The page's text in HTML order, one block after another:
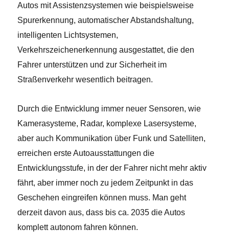
Autos mit Assistenzsystemen wie beispielsweise
Spurerkennung, automatischer Abstandshaltung,
intelligenten Lichtsystemen,
Verkehrszeichenerkennung ausgestattet, die den
Fahrer unterstützen und zur Sicherheit im
Straßenverkehr wesentlich beitragen.
Durch die Entwicklung immer neuer Sensoren, wie
Kamerasysteme, Radar, komplexe Lasersysteme,
aber auch Kommunikation über Funk und Satelliten,
erreichen erste Autoausstattungen die
Entwicklungsstufe, in der der Fahrer nicht mehr aktiv
fährt, aber immer noch zu jedem Zeitpunkt in das
Geschehen eingreifen können muss. Man geht
derzeit davon aus, dass bis ca. 2035 die Autos
komplett autonom fahren können.